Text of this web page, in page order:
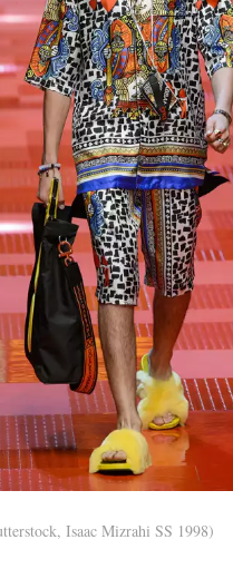
Isaac Mizrahi SS 1998)